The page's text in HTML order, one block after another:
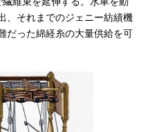
、それまでのジェニー紡績機
だった綿経糸の大量供給を可